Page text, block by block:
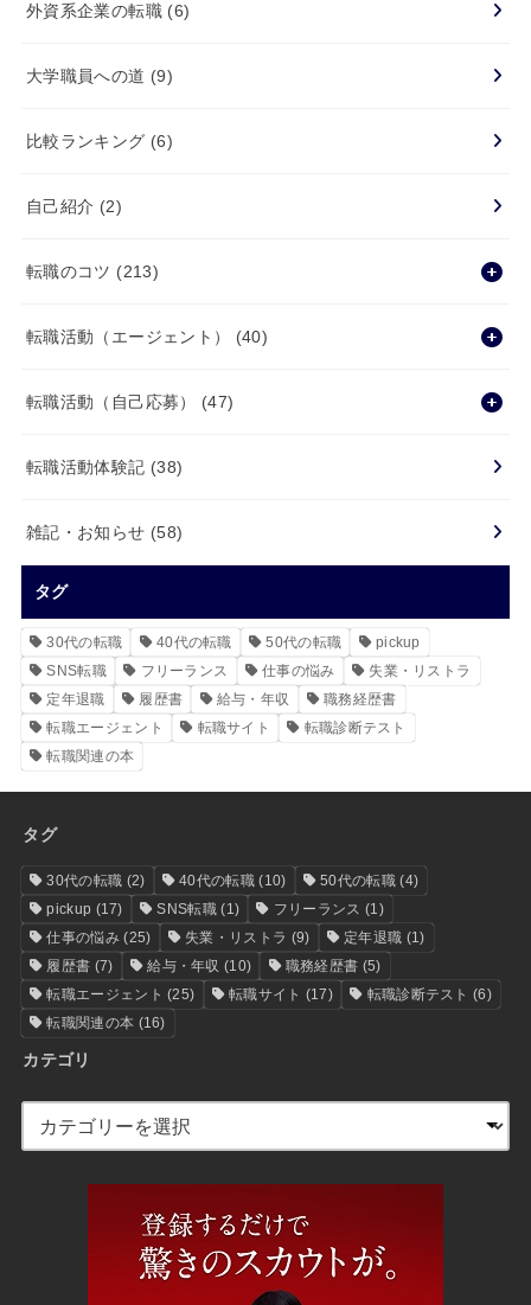
外資系企業の転職 (6)
大学職員への道 (9)
比較ランキング (6)
自己紹介 (2)
転職のコツ (213)
転職活動（エージェント） (40)
転職活動（自己応募） (47)
転職活動体験記 (38)
雑記・お知らせ (58)
タグ
30代の転職 40代の転職 50代の転職
pickup
SNS転職
フリーランス 仕事の悩み
失業・リストラ
定年退職
履歴書 給与・年収
職務経歴書
転職エージェント
転職サイト
転職診断テスト
転職関連の本
タグ
30代の転職 (2) 40代の転職(10) 50代の転職(4)
pickup (17) SNS転職(1) フリーランス (1)
仕事の悩み(25) 失業・リストラ (9) 定年退職 (1)
履歴書 (7) 給与・年収 (10) 職務経歴書 (5)
転職エージェント (25) 転職サイト (17) 転職診断テスト (6)
転職関連の本 (16)
カテゴリ